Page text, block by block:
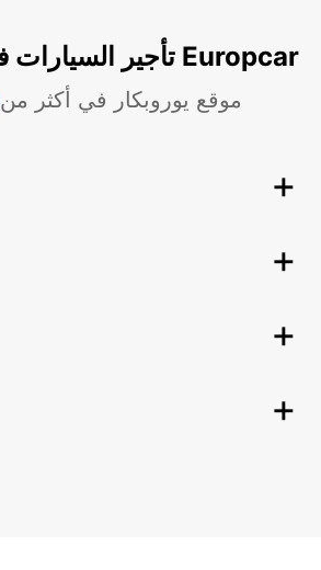
تأجير السيارات في أبو ظبي مع Europcar
موقع يوروبكار في أكثر من